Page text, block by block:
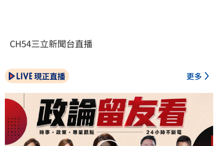
CH54三立新聞台直播
現正直播 更多